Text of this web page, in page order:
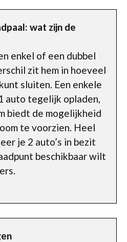
wat zijn de
enkel of een dubbel
zit hem in hoeveel
sluiten. Een enkele
auto tegelijk opladen,
biedt de mogelijkheid
te voorzien. Heel
je 2 auto’s in bezit
beschikbaar wilt